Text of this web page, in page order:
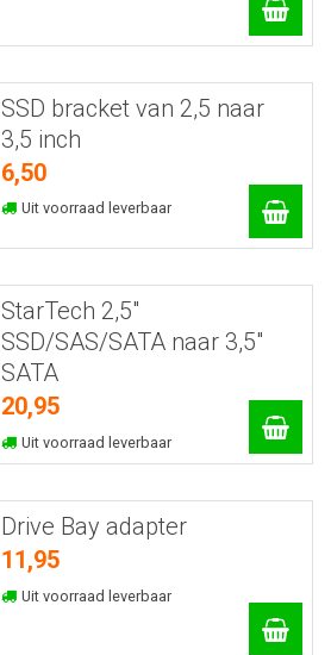
SSD bracket van 2,5 naar
3,5 inch
6,50
Uit voorraad leverbaar
StarTech 2,5"
SSD/SAS/SATA naar 3,5"
SATA
20,95
Uit voorraad leverbaar
Drive Bay adapter
11,95
Uit voorraad leverbaar